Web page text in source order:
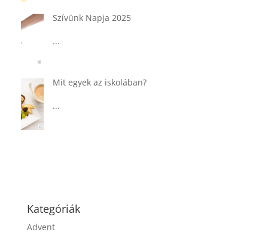
Tárkonyos csirkeragu leves
Kategóriák
Advent